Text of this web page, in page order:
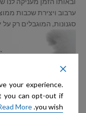
ערבוב ויצירת שכבות
סגנונות, המוגבלים רק
your experience.
you can opt-out if
you wish.
More